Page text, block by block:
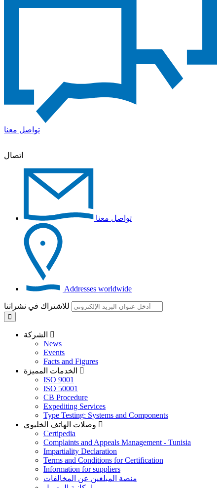
تواصل معنا
اتصال
تواصل معنا
Addresses worldwide
News
Events
Facts and Figures
ISO 9001
ISO 50001
CB Procedure
Expediting Services
Type Testing: Systems and Components
Certipedia
Complaints and Appeals Management - Tunisia
Impartiality Declaration
Terms and Conditions for Certification
Information for suppliers
منصة المبلغين عن المخالفات